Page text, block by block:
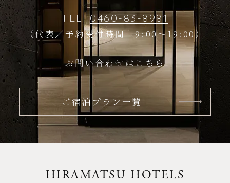
TEL.0460-83-8981
（代表／予約受付時間 9:00～19:00）
お問い合わせはこちら
ご宿泊プラン一覧
HIRAMATSU HOTELS